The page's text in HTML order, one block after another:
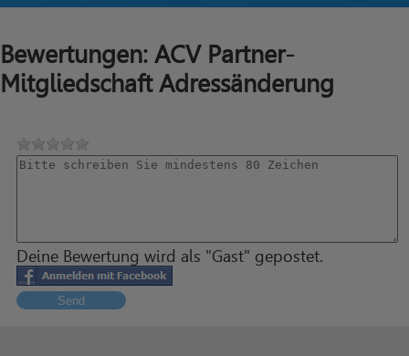
Bewertungen: ACV Partner-
Mitgliedschaft Adressänderung
Deine Bewertung wird als "Gast" gepostet.
Send